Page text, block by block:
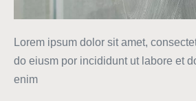
Lorem ipsum dolor sit amet,
do eiusm por incididunt ut labore et
enim